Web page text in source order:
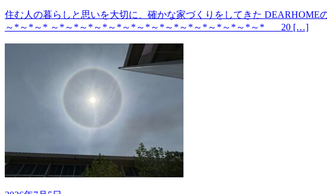
住む人の暮らしと思いを大切に、確かな家づくりをしてきた
～*～*～* ～*～*～*～*～*～*～*～*～*～*～*～*～*～*～* 20 […]